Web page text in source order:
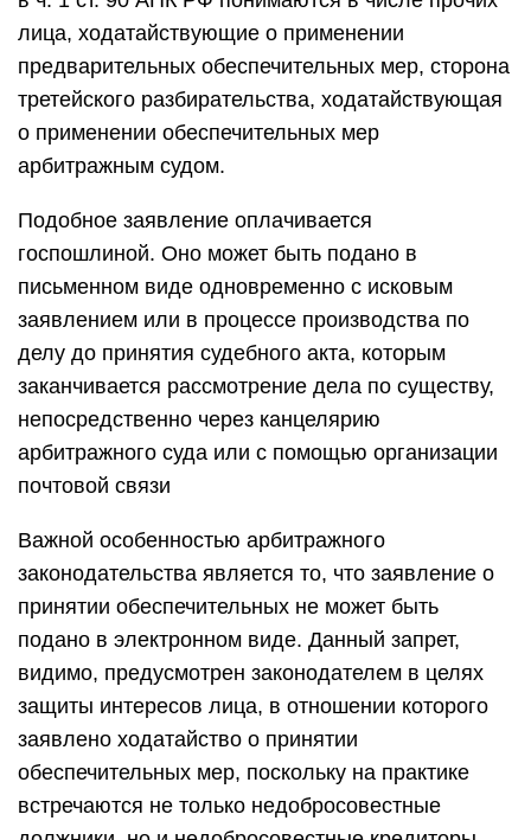
лица, ходатайствующие о применении
предварительных обеспечительных мер, сторона
третейского разбирательства, ходатайствующая
о применении обеспечительных мер
арбитражным судом.
Подобное заявление оплачивается
госпошлиной. Оно может быть подано в
письменном виде одновременно с исковым
заявлением или в процессе производства по
делу до принятия судебного акта, которым
заканчивается рассмотрение дела по существу,
непосредственно через канцелярию
арбитражного суда или с помощью организации
почтовой связи
Важной особенностью арбитражного
законодательства является то, что заявление о
принятии обеспечительных не может быть
подано в электронном виде. Данный запрет,
видимо, предусмотрен законодателем в целях
защиты интересов лица, в отношении которого
заявлено ходатайство о принятии
обеспечительных мер, поскольку на практике
встречаются не только недобросовестные